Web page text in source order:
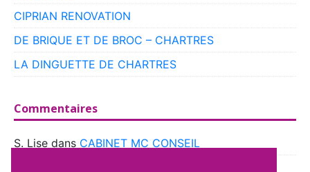
CIPRIAN RENOVATION
DE BRIQUE ET DE BROC – CHARTRES
LA DINGUETTE DE CHARTRES
Commentaires
S. Lise dans CABINET MC CONSEIL